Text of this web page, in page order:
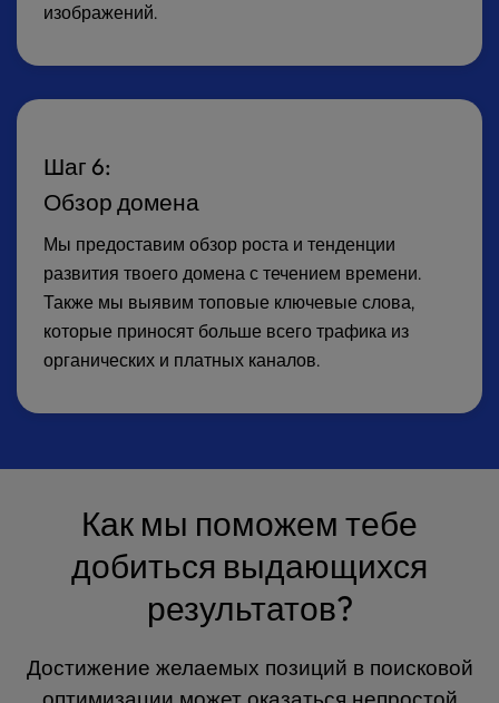
изображений.
Шаг 6:
Обзор домена
Мы предоставим обзор роста и тенденции
развития твоего домена с течением времени.
Также мы выявим топовые ключевые слова,
которые приносят больше всего трафика из
органических и платных каналов.
Как мы поможем тебе
добиться выдающихся
результатов?
Достижение желаемых позиций в поисковой